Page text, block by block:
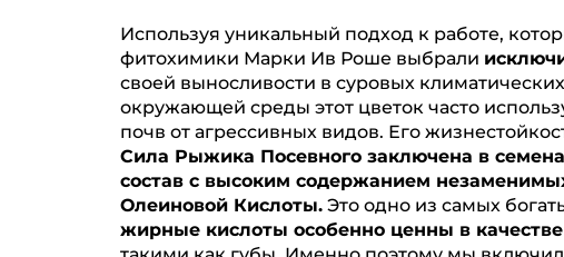
Используя уникальный подход к работе,
фитохимики Марки Ив Роше выбрали
своей выносливости в суровых
окружающей среды этот цветок часто
почв от агрессивных видов. Его
Сила Рыжика Посевного заключена в
состав с высоким содержанием
Олеиновой Кислоты. Это одно из самых
жирные кислоты особенно ценны в